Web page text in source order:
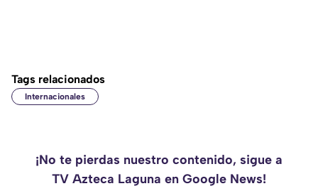
Tags relacionados
Internacionales
¡No te pierdas nuestro contenido, sigue a
TV Azteca Laguna en Google News!